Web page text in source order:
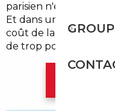
parisien n'est pas
Et dans un
coût de la vie pèse
de trop pour une